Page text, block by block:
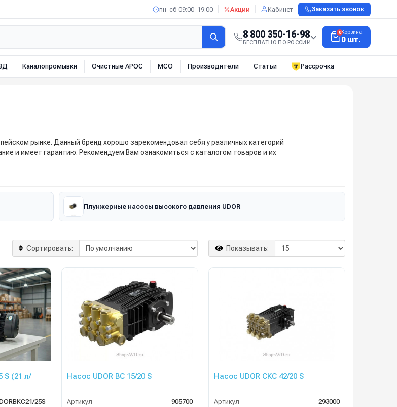
пн–сб 09:00–19:00 Акции Кабинет Заказать звонок
8 800 350-16-98
БЕСПЛАТНО ПО РОССИИ
0Корзина
0 шт.
Каналопромывки Очистные АРОС МСО Производители Статьи Рассрочка
рынке. Данный бренд хорошо зарекомендовал себя у различных категорий
и имеет гарантию. Рекомендуем Вам ознакомиться с каталогом товаров и их
Плунжерные насосы высокого давления UDOR
Сортировать: Показывать:
S (21 л/
25S
Насос UDOR BC 15/20 S
Артикул
905700
Насос UDOR CKC 42/20 S
Артикул
293000